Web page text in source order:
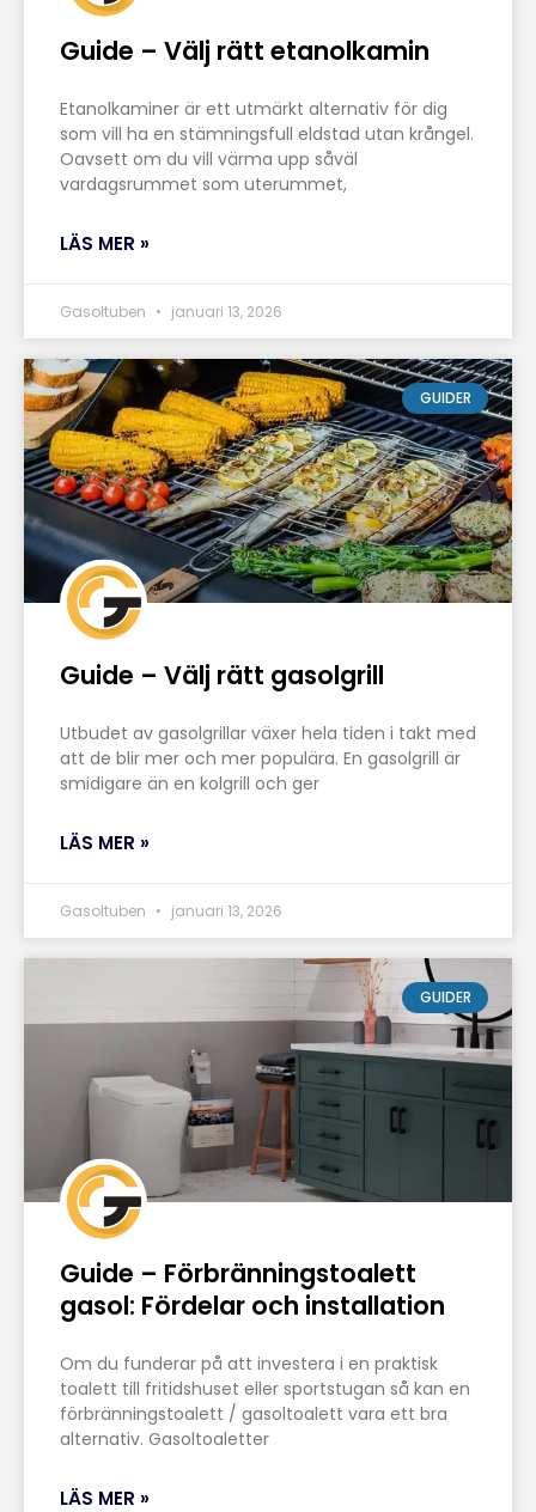
Guide – Välj rätt etanolkamin
Etanolkaminer är ett utmärkt alternativ för dig
som vill ha en stämningsfull eldstad utan krångel.
Oavsett om du vill värma upp såväl
vardagsrummet som uterummet,
LÄS MER »
Gasoltuben januari 13, 2026
GUIDER
Guide – Välj rätt gasolgrill
Utbudet av gasolgrillar växer hela tiden i takt med
att de blir mer och mer populära. En gasolgrill är
smidigare än en kolgrill och ger
LÄS MER »
Gasoltuben januari 13, 2026
GUIDER
Guide – Förbränningstoalett
gasol: Fördelar och installation
Om du funderar på att investera i en praktisk
toalett till fritidshuset eller sportstugan så kan en
förbränningstoalett / gasoltoalett vara ett bra
alternativ. Gasoltoaletter
LÄS MER »